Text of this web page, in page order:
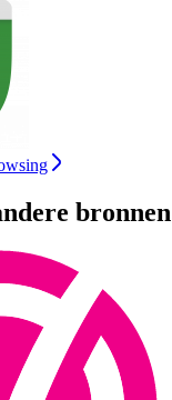
bronnen